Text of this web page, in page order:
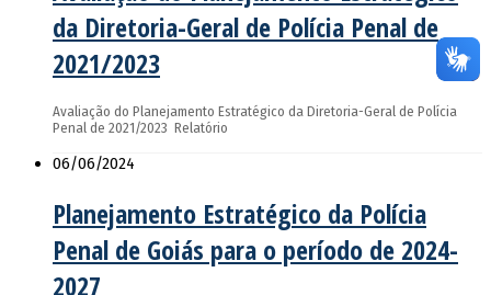
da Diretoria-Geral de Polícia Penal de
2021/2023
Avaliação do Planejamento Estratégico da Diretoria-Geral de Polícia
Penal de 2021/2023 Relatório
06/06/2024
Planejamento Estratégico da Polícia
Penal de Goiás para o período de 2024-
2027